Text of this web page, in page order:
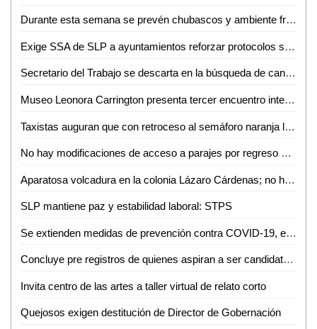
Durante esta semana se prevén chubascos y ambiente frío por la mañana en regiones de San Luis Potosí
Exige SSA de SLP a ayuntamientos reforzar protocolos sanitarios para cortar cadena de contagios de COVID-19
Secretario del Trabajo se descarta en la búsqueda de candidatura
Museo Leonora Carrington presenta tercer encuentro internacional de estudios surrealistas
Taxistas auguran que con retroceso al semáforo naranja les irá peor
No hay modificaciones de acceso a parajes por regreso al semáforo naranja
Aparatosa volcadura en la colonia Lázaro Cárdenas; no hubo heridos
SLP mantiene paz y estabilidad laboral: STPS
Se extienden medidas de prevención contra COVID-19, en el centro histórico
Concluye pre registros de quienes aspiran a ser candidatos independientes
Invita centro de las artes a taller virtual de relato corto
Quejosos exigen destitución de Director de Gobernación